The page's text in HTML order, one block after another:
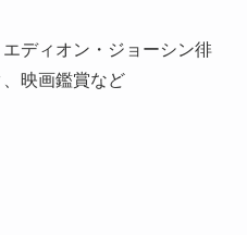
ディオン・ジョーシン徘
映画鑑賞など